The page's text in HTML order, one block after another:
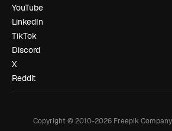
YouTube
LinkedIn
TikTok
Discord
X
Reddit
Copyright © 2010-2026Freepik Company